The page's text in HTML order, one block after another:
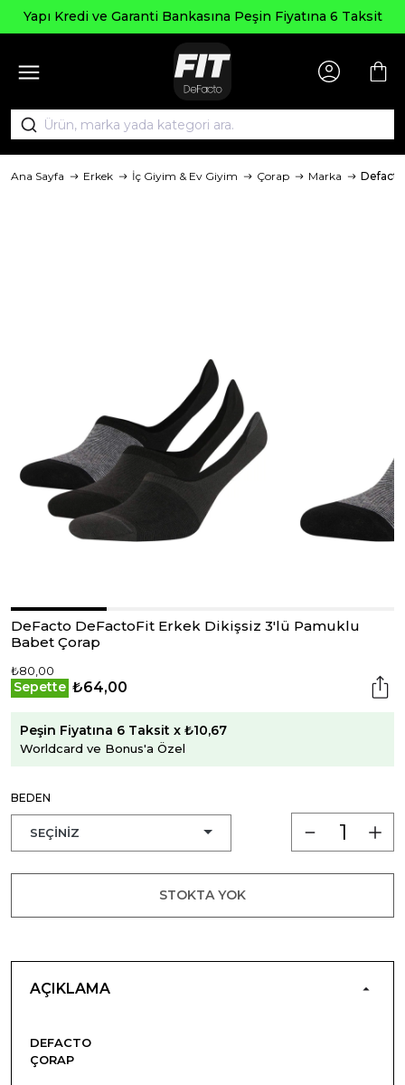
Yapı Kredi ve Garanti Bankasına Peşin Fiyatına 6 Taksit
Ana Sayfa Erkek İç Giyim & Ev Giyim Çorap Marka Defacto
DeFacto DeFactoFit Erkek Dikişsiz 3'lü Pamuklu
Babet Çorap
₺80,00
Sepette ₺64,00
Peşin Fiyatına 6 Taksit x ₺10,67
Worldcard ve Bonus'a Özel
BEDEN
STOKTA YOK
AÇIKLAMA
DEFACTO
ÇORAP